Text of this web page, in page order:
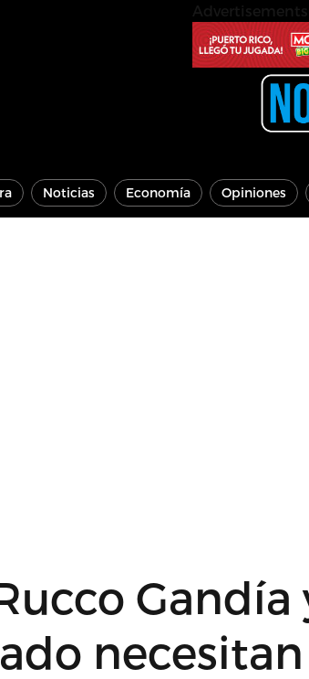
Noticias Economía Opiniones
Gandía